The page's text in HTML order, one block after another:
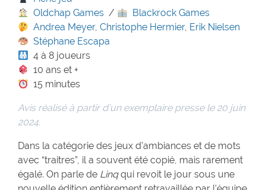
Oldchap Games /
Blackrock Games
Andrea Meyer,Christophe Hermier, Erik Nielsen
Stéphane Escapa
4 à 8 joueurs
10 ans et +
15 minutes
Avis réalisé à partir d’un exemplaire presse le 20 juin
2024.
Dans la catégorie des jeux d’ambiances et de mots
avec “traitres”, il a souvent été copié, mais rarement
égalé. On parle de Linqqui revoit le jour sous une